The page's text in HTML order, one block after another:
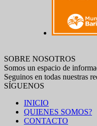
SOBRE NOSOTROS
Somos un espacio de
Seguinos en todas nuestras
SÍGUENOS
INICIO
QUIENES SOMOS?
CONTACTO